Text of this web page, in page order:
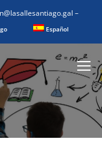
–
Español